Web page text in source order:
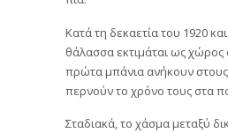
Κατά τη δεκαετία του 1920
θάλασσα εκτιμάται ως
πρώτα μπάνια ανήκουν
περνούν το χρόνο τους στα
Σταδιακά, το χάσμα μεταξύ